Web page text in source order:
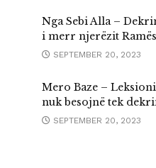
Nga Sebi Alla –
i merr njerëzit Ramës
SEPTEMBER 20, 2023
Mero Baze –
nuk besojnë tek
SEPTEMBER 20, 2023